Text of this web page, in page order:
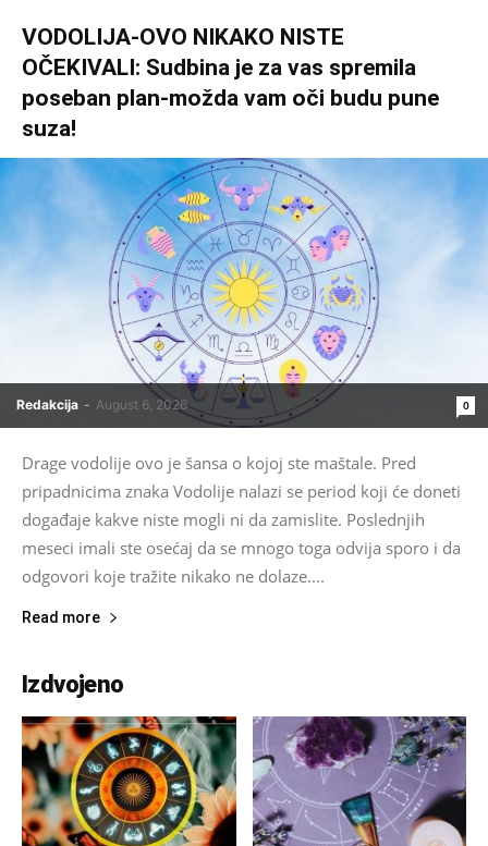
VODOLIJA-OVO NIKAKO NISTE
OČEKIVALI: Sudbina je za vas spremila
poseban plan-možda vam oči budu pune
suza!
Redakcija - August 6, 2026 0
Drage vodolije ovo je šansa o kojoj ste maštale. Pred
pripadnicima znaka Vodolije nalazi se period koji će doneti
događaje kakve niste mogli ni da zamislite. Poslednjih
meseci imali ste osećaj da se mnogo toga odvija sporo i da
odgovori koje tražite nikako ne dolaze....
Read more
Izdvojeno